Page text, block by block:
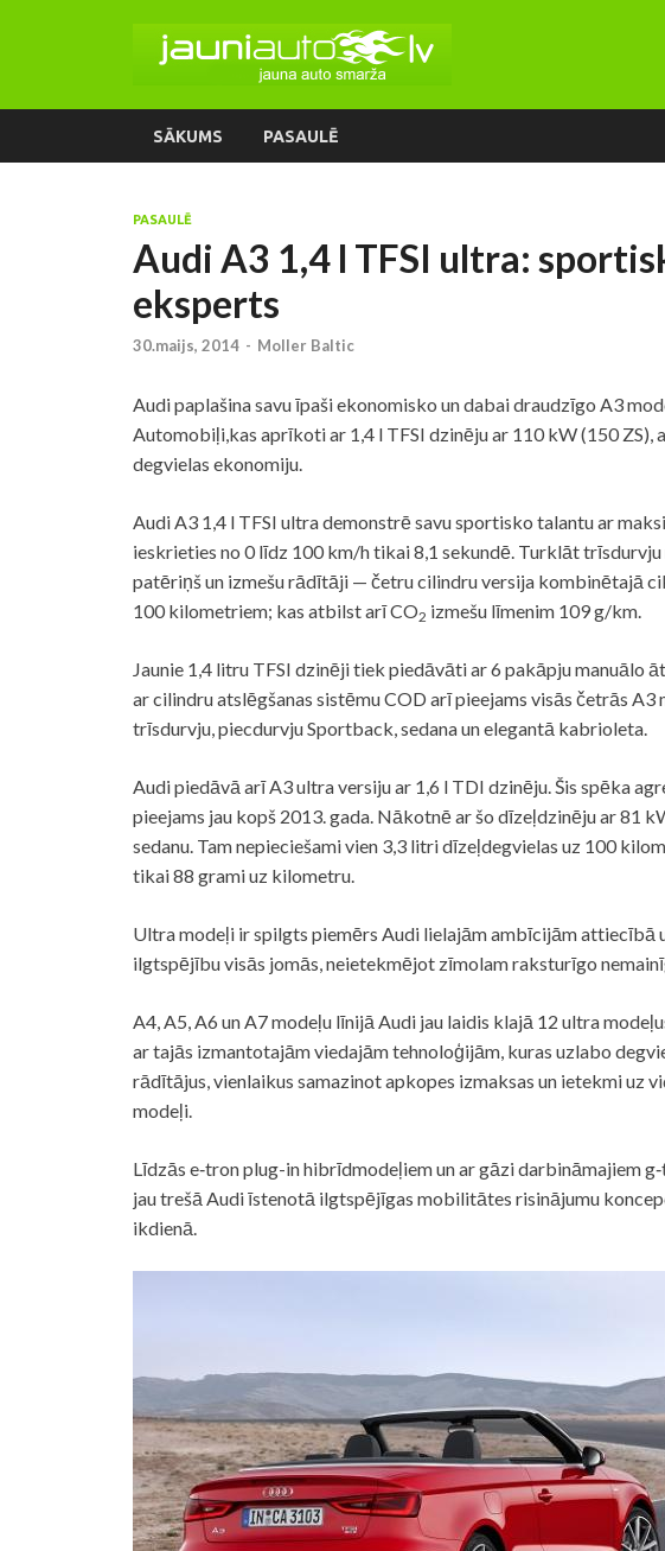
SĀKUMS PASAULĒ
PASAULĒ
Audi A3 1,4 l TFSI ultra:
eksperts
30.maijs, 2014 - Moller Baltic
Audi paplašina savu īpaši ekonomisko un dabai draudzīgo A3
Automobiļi,kas aprīkoti ar 1,4 l TFSI dzinēju ar 110 kW (150 ZS),
degvielas ekonomiju.
Audi A3 1,4 l TFSI ultra demonstrē savu sportisko talantu ar
ieskrieties no 0 līdz 100 km/h tikai 8,1 sekundē. Turklāt
patēriņš un izmešu rādītāji — četru cilindru versija kombinētajā
100 kilometriem; kas atbilst arī CO2 izmešu līmenim 109 g/km.
Jaunie 1,4 litru TFSI dzinēji tiek piedāvāti ar 6 pakāpju manuālo
ar cilindru atslēgšanas sistēmu COD arī pieejams visās četrās
trīsdurvju, piecdurvju Sportback, sedana un elegantā kabrioleta.
Audi piedāvā arī A3 ultra versiju ar 1,6 l TDI dzinēju. Šis spēka
pieejams jau kopš 2013. gada. Nākotnē ar šo dīzeļdzinēju ar 81
sedanu. Tam nepieciešami vien 3,3 litri dīzeļdegvielas uz 100
tikai 88 grami uz kilometru.
Ultra modeļi ir spilgts piemērs Audi lielajām ambīcijām attiecībā
ilgtspējību visās jomās, neietekmējot zīmolam raksturīgo
A4, A5, A6 un A7 modeļu līnijā Audi jau laidis klajā 12 ultra
ar tajās izmantotajām viedajām tehnoloģijām, kuras uzlabo
rādītājus, vienlaikus samazinot apkopes izmaksas un ietekmi uz
modeļi.
Līdzās e‑tron plug-in hibrīdmodeļiem un ar gāzi darbināmajiem
jau trešā Audi īstenotā ilgtspējīgas mobilitātes risinājumu
ikdienā.